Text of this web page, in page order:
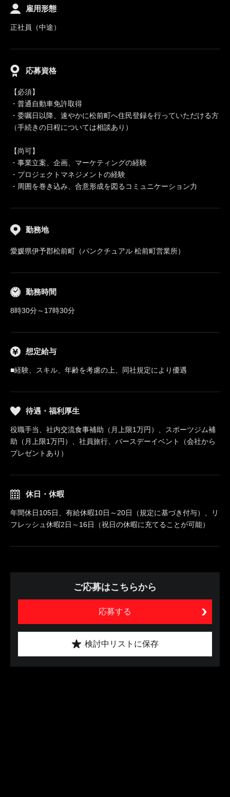
雇用形態
正社員（中途）
応募資格
【必須】
・普通自動車免許取得
・委嘱日以降、速やかに松前町へ住民登録を行っていただける方
（手続きの日程については相談あり）
【尚可】
・事業立案、企画、マーケティングの経験
・プロジェクトマネジメントの経験
・周囲を巻き込み、合意形成を図るコミュニケーション力
勤務地
愛媛県伊予郡松前町（パンクチュアル 松前町営業所）
勤務時間
8時30分～17時30分
想定給与
■経験、スキル、年齢を考慮の上、同社規定により優遇
待遇・福利厚生
役職手当、社内交流食事補助（月上限1万円）、スポーツジム補
助（月上限1万円）、社員旅行、バースデーイベント（会社から
プレゼントあり）
休日・休暇
年間休日105日、有給休暇10日～20日（規定に基づき付与）、リ
フレッシュ休暇2日～16日（祝日の休暇に充てることが可能）
ご応募はこちらから
応募する
検討中リストに保存